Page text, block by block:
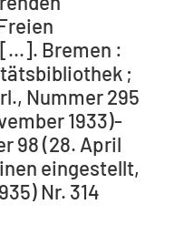
Bremen :
;
Nummer 295
1933)-
98 (28. April
eingestellt,
Nr. 314